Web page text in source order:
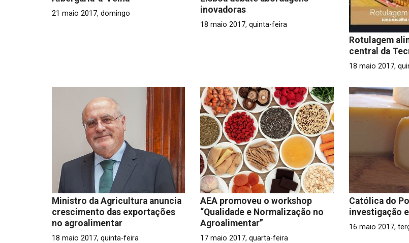
21 maio 2017, domingo
inovadoras
18 maio 2017, quinta-feira
Rotulagem
central da
18 maio 2017,
Ministro da Agricultura anuncia
crescimento das exportações
no agroalimentar
18 maio 2017, quinta-feira
AEA promoveu o workshop
“Qualidade e Normalização no
Agroalimentar”
17 maio 2017, quarta-feira
Católica do
investigação
16 maio 2017,